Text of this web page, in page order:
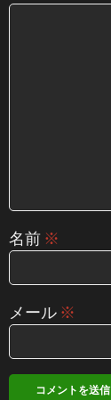
名前 ※
メール ※